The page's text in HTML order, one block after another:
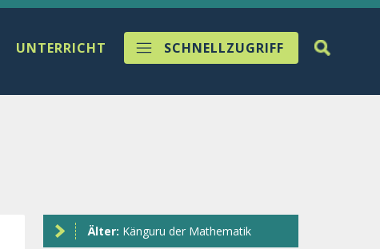
UNTERRICHT SCHNELLZUGRIFF
Älter: Känguru der Mathematik